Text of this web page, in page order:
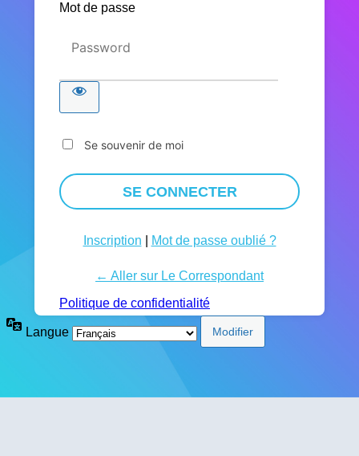
Mot de passe
Se souvenir de moi
Inscription Mot de passe oublié ?
← Aller sur Le Correspondant
Politique de confidentialité
Langue